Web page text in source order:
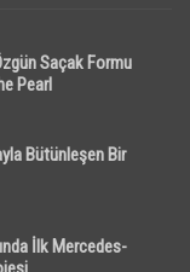
Saçak Formu
Pearl
Bütünleşen Bir
İlk Mercedes-